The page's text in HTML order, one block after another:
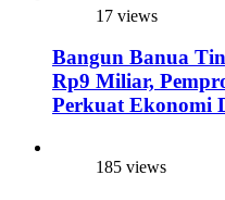
17 views
Bangun Banua
Rp9 Miliar,
Perkuat Ekonomi
185 views